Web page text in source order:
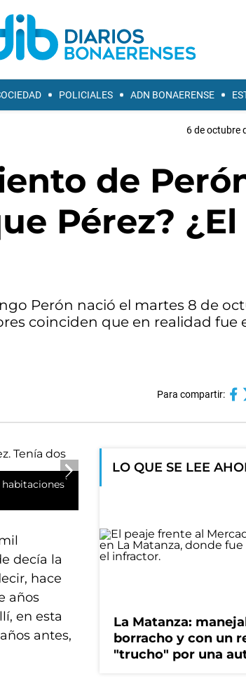
POLICIALES ADN BONAERENSE
6 de octubre
de
Pérez? ¿El
Perón nació el martes 8 de
coinciden que en realidad fue
Para compartir:
habitaciones
decía la
hace
años
en esta
antes,
LO QUE SE LEE
La Matanza:
borracho y con un
"trucho" por una